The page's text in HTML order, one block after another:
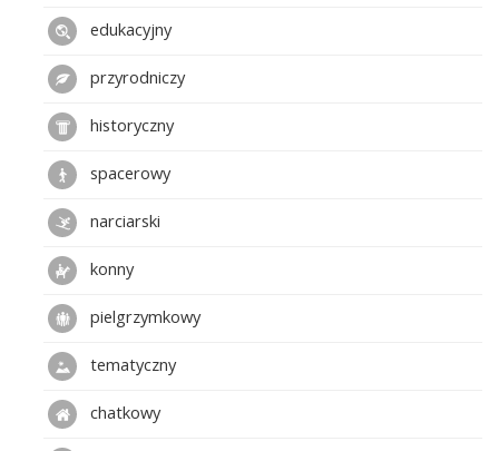
edukacyjny
przyrodniczy
historyczny
spacerowy
narciarski
konny
pielgrzymkowy
tematyczny
chatkowy